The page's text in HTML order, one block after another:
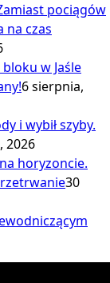
pociągów
na czas
w Jaśle
6 sierpnia,
i wybił szyby.
2026
horyzoncie.
30